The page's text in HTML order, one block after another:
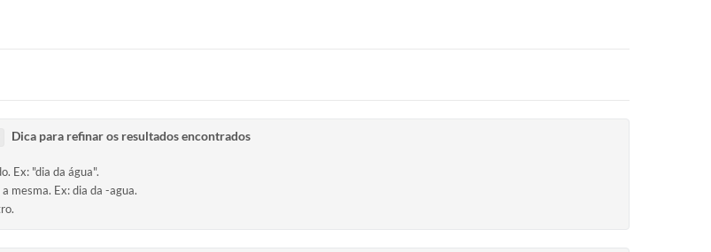
Dica para refinar os resultados encontrados
Ex: "dia da água".
mesma. Ex: dia da -agua.